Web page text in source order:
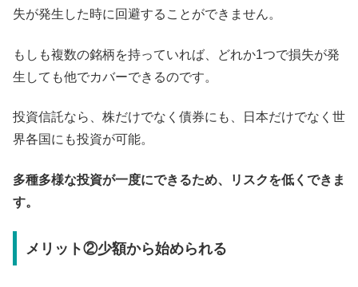
失が発生した時に回避することができません。
もしも複数の銘柄を持っていれば、どれか1つで損失が発
生しても他でカバーできるのです。
投資信託なら、株だけでなく債券にも、日本だけでなく世
界各国にも投資が可能。
多種多様な投資が一度にできるため、リスクを低くできま
す。
メリット②少額から始められる